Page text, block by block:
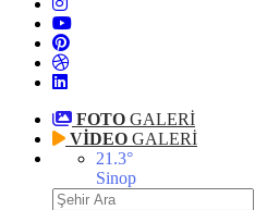
FOTO GALERİ
VİDEO GALERİ
21.3°
Sinop